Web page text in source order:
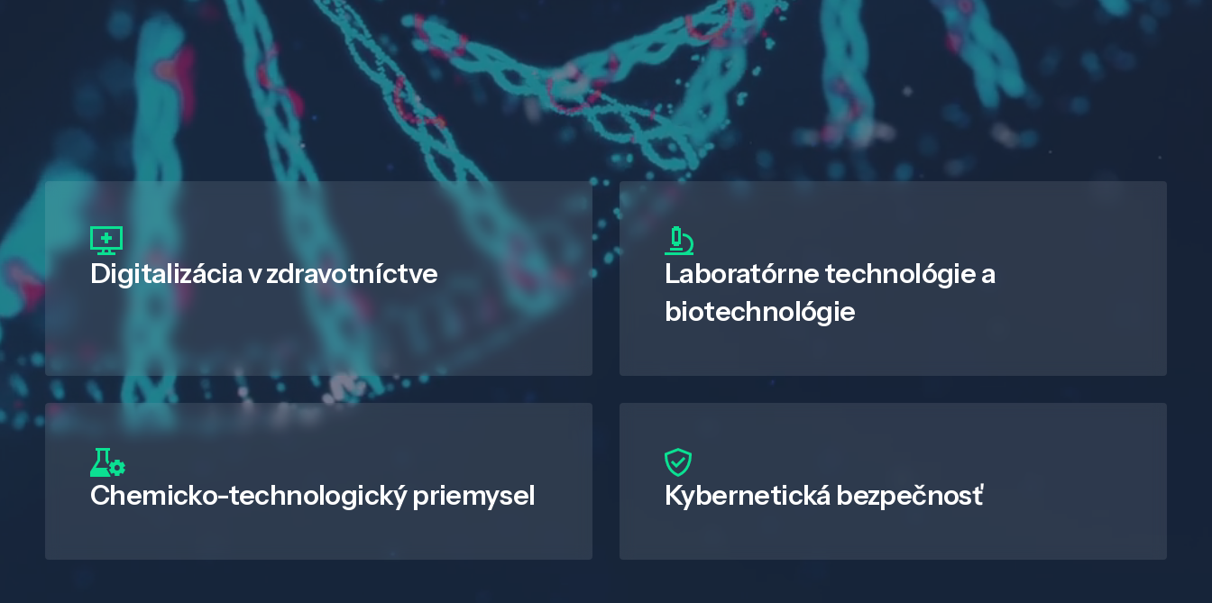
Digitalizáciav zdravotníctve
Laboratórne technológie a
biotechnológie
Chemicko-technologický priemysel Kybernetická bezpečnosť